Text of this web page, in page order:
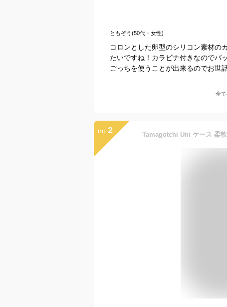
ともぞう(50代・女性)
コロンとした卵型のシリコン素材の
たいですね！カラビナ付きなのでバ
ごっちを使うことが出来るのでお世
全
no. 2